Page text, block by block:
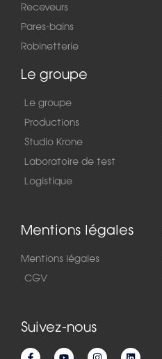
Receveurs
Pares-bains
Robinetterie
Le groupe
Le groupe
Productions
Studio Krone
Laboratoire de test
Logistique
Mentions légales
Mentions légales
CGV
Suivez-nous